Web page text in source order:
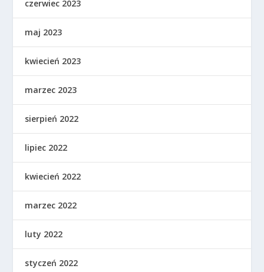
czerwiec 2023
maj 2023
kwiecień 2023
marzec 2023
sierpień 2022
lipiec 2022
kwiecień 2022
marzec 2022
luty 2022
styczeń 2022